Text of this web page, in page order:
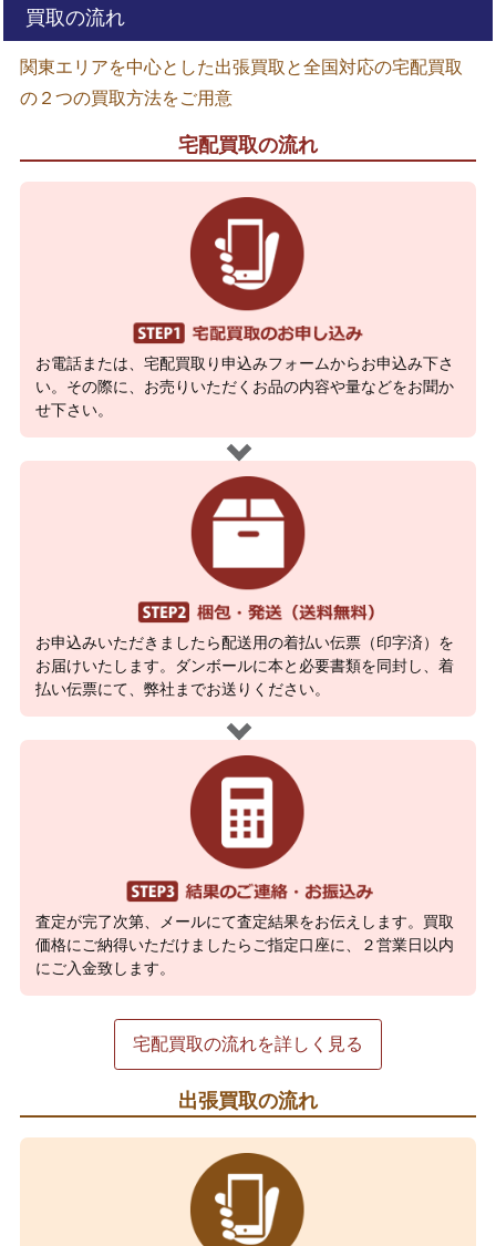
買取の流れ
関東エリアを中心とした出張買取と全国対応の宅配買取
の２つの買取方法をご用意
宅配買取の流れ
お電話または、宅配買取り申込みフォームからお申込み下さ
い。その際に、お売りいただくお品の内容や量などをお聞か
せ下さい。
お申込みいただきましたら配送用の着払い伝票（印字済）を
お届けいたします。ダンボールに本と必要書類を同封し、着
払い伝票にて、弊社までお送りください。
査定が完了次第、メールにて査定結果をお伝えします。買取
価格にご納得いただけましたらご指定口座に、２営業日以内
にご入金致します。
宅配買取の流れを詳しく見る
出張買取の流れ